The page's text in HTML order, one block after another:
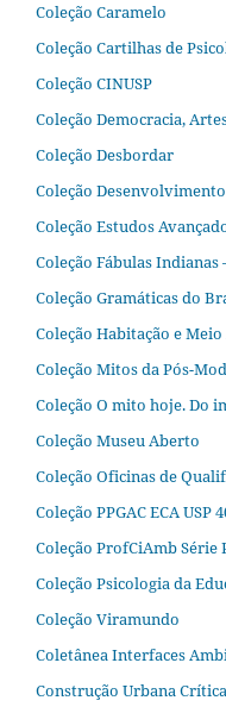
Coleção Caramelo
Coleção Cartilhas de
Coleção CINUSP
Coleção Democracia,
Coleção Desbordar
Coleção
Coleção Estudos
Coleção Fábulas Indianas
Coleção Gramáticas do
Coleção Habitação e
Coleção Mitos da Pós-
Coleção O mito hoje. Do
Coleção Museu Aberto
Coleção Oficinas de
Coleção PPGAC ECA USP
Coleção ProfCiAmb Série
Coleção Psicologia da
Coleção Viramundo
Coletânea Interfaces
Construção Urbana Crítica